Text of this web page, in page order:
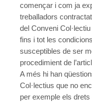
començar i com ja
treballadors
del Conveni
fins i tot les
susceptibles de ser
procedimient de
A més hi han
Col·lectius que no
per exemple els drets